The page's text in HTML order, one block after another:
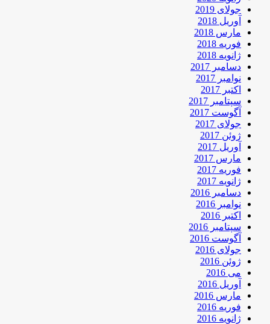
جولای 2019
آوریل 2018
مارس 2018
فوریه 2018
ژانویه 2018
دسامبر 2017
نوامبر 2017
اکتبر 2017
سپتامبر 2017
آگوست 2017
جولای 2017
ژوئن 2017
آوریل 2017
مارس 2017
فوریه 2017
ژانویه 2017
دسامبر 2016
نوامبر 2016
اکتبر 2016
سپتامبر 2016
آگوست 2016
جولای 2016
ژوئن 2016
می 2016
آوریل 2016
مارس 2016
فوریه 2016
ژانویه 2016